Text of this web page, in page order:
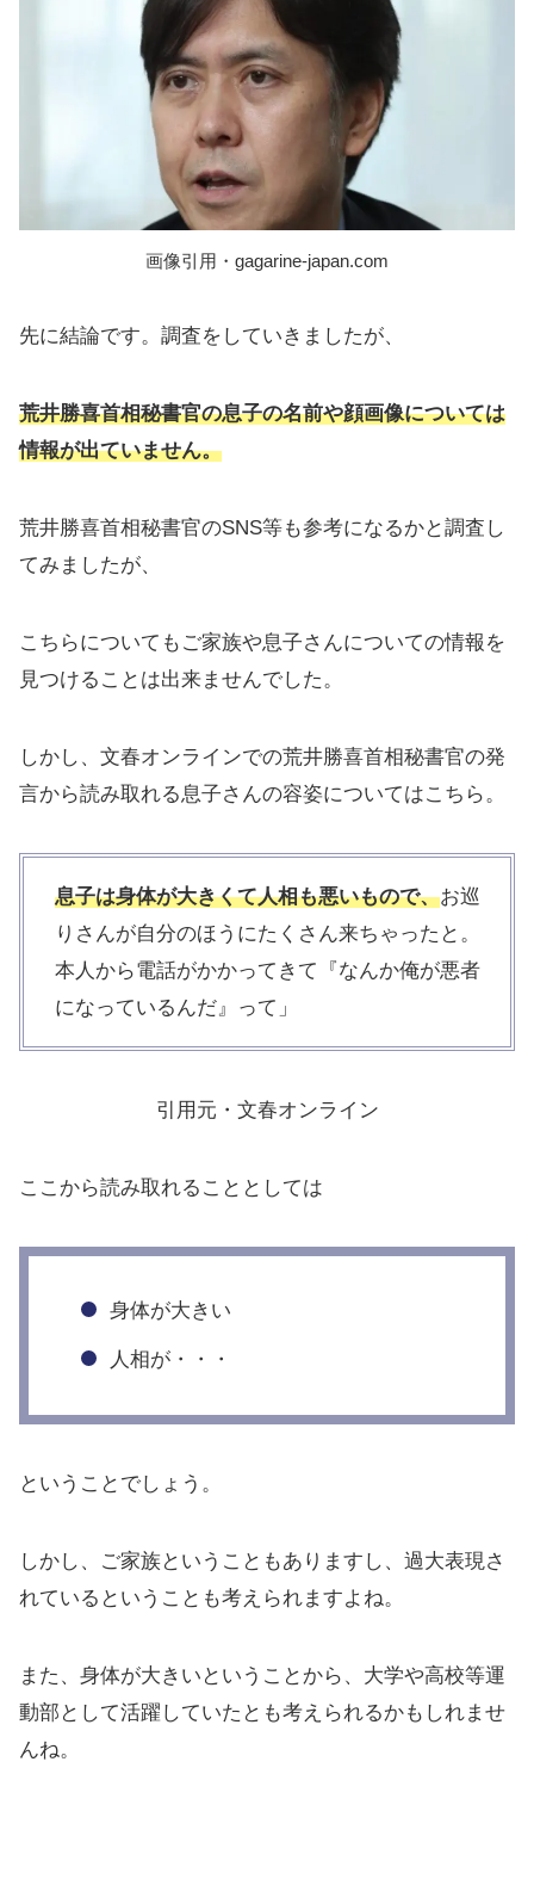
画像引用・gagarine-japan.com
先に結論です。調査をしていきましたが、
荒井勝喜首相秘書官の息子の名前や顔画像については
情報が出ていません。
荒井勝喜首相秘書官のSNS等も参考になるかと調査し
てみましたが、
こちらについてもご家族や息子さんについての情報を
見つけることは出来ませんでした。
しかし、文春オンラインでの荒井勝喜首相秘書官の発
言から読み取れる息子さんの容姿についてはこちら。
息子は身体が大きくて人相も悪いもので、お巡
りさんが自分のほうにたくさん来ちゃったと。
本人から電話がかかってきて『なんか俺が悪者
になっているんだ』って」
引用元・文春オンライン
ここから読み取れることとしては
身体が大きい
人相が・・・
ということでしょう。
しかし、ご家族ということもありますし、過大表現さ
れているということも考えられますよね。
また、身体が大きいということから、大学や高校等運
動部として活躍していたとも考えられるかもしれませ
んね。